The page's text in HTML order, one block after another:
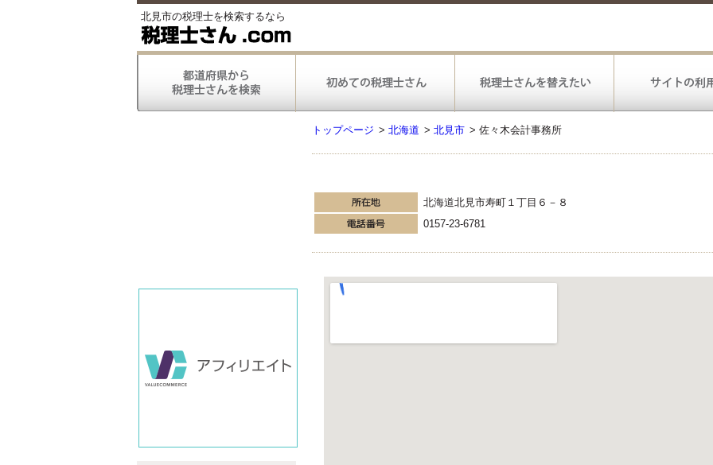
北見市の税理士を検索するなら
トップページ > 北海道 > 北見市 > 佐々木会計事務所
北海道北見市寿町１丁目６－８
0157-23-6781